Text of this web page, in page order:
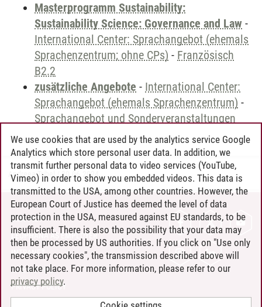
Masterprogramm Sustainability:
Sustainability Science: Governance and Law -
International Center: Sprachangebot (ehemals
Sprachenzentrum; ohne CPs) - Französisch
B2.2
zusätzliche Angebote - International Center:
Sprachangebot (ehemals Sprachenzentrum) -
Sprachangebot und Sonderveranstaltungen
Andreea Tribel 30.06.2024
CONTACT
LEUPHANA AS EMPLOYER
INTRANET
SITE NOTICE
PRIVACY POLICY
We use cookies that are used by the analytics service Google
Analytics which store personal user data. In addition, we
transmit further personal data to video services (YouTube,
Vimeo) in order to show you embedded videos. This data is
transmitted to the USA, among other countries. However, the
European Court of Justice has deemed the level of data
protection in the USA, measured against EU standards, to be
insufficient. There is also the possibility that your data may
then be processed by US authorities. If you click on "Use only
necessary cookies", the transmission described above will
not take place. For more information, please refer to our
privacy policy.